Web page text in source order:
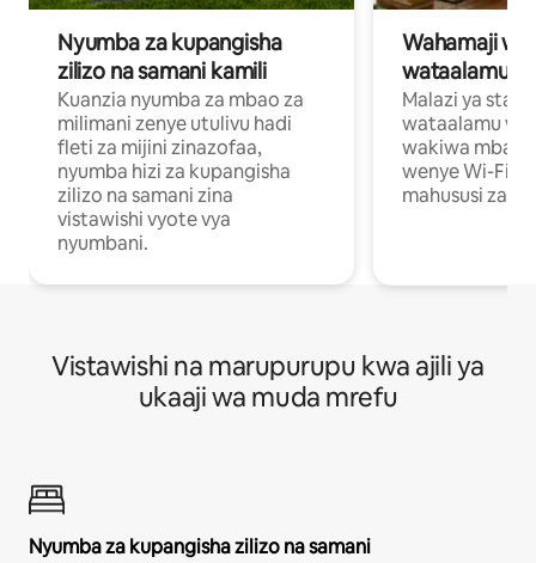
Nyumba za kupangisha
zilizo na samani kamili
Kuanzia nyumba za mbao za
milimani zenye utulivu hadi
fleti za mijini zinazofaa,
nyumba hizi za kupangisha
zilizo na samani zina
vistawishi vyote vya
nyumbani.
Wahamaji
wataalamu
Malazi ya
wataalamu
wakiwa mbali
wenye Wi-Fi
mahususi za
Vistawishi na marupurupu kwa ajili ya
ukaaji wa muda mrefu
Nyumba za kupangisha zilizo na samani